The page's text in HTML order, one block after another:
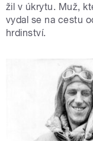
žil v úkrytu. Muž,
vydal se na cestu
hrdinství.